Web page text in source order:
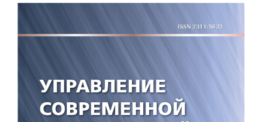
Статья
боковой
панели